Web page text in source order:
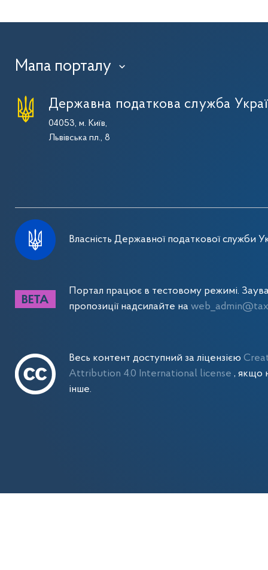
Мапа порталу ›
Державна податкова служба
04053, м. Київ,
Львівська пл., 8
Власність Державної податкової служби
Портал працює в тестовому режимі.
пропозиції надсилайте на
Весь контент доступний за ліцензією
Attribution 4.0 International license , якщо
інше.